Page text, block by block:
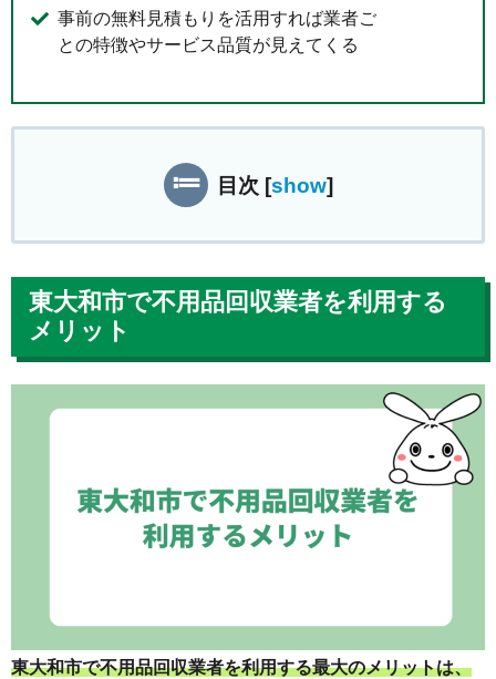
事前の無料見積もりを活用すれば業者ご
との特徴やサービス品質が見えてくる
目次 [show]
東大和市で不用品回収業者を利用する
メリット
東大和市で不用品回収業者を利用する最大のメリットは、